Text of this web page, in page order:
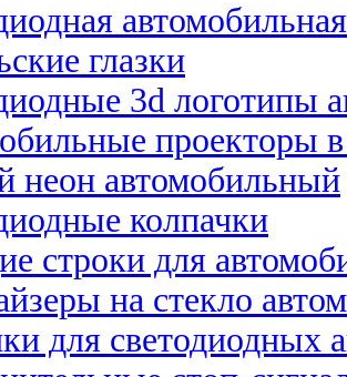
глазки
3d логотипы
проекторы
неон автомобильный
колпачки
строки для
на стекло
для светодиодных